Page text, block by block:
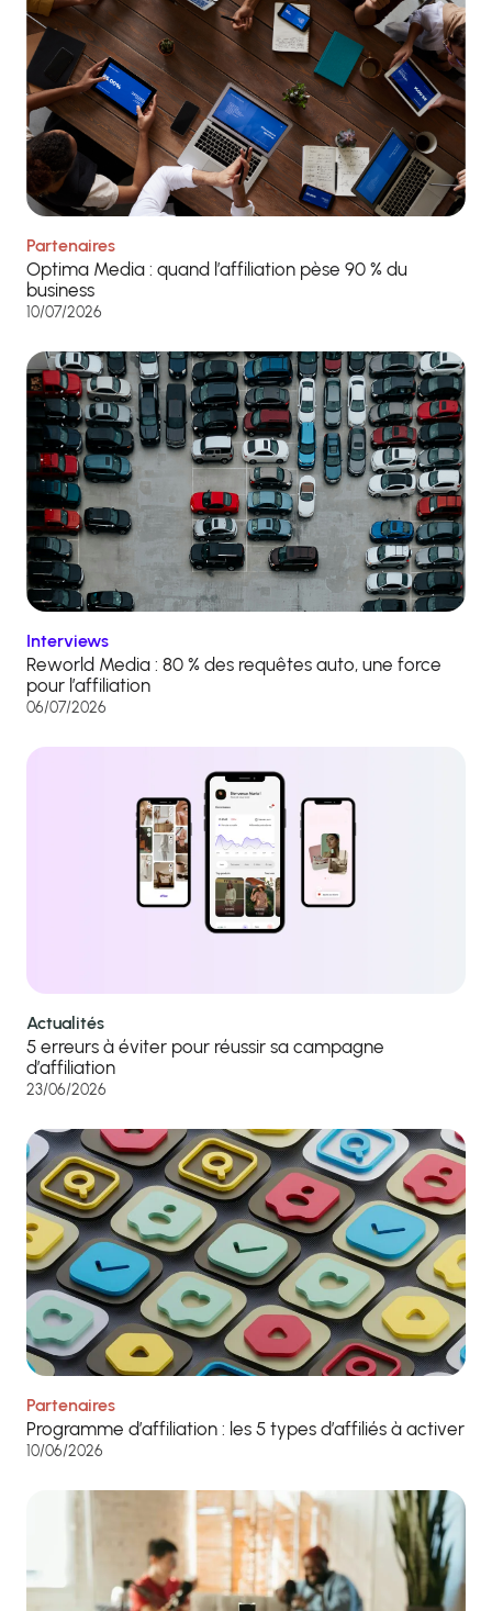
Partenaires
Optima Media : quand l’affiliation pèse 90 % du
business
10/07/2026
Interviews
Reworld Media : 80 % des requêtes auto, une force
pour l’affiliation
06/07/2026
Actualités
5 erreurs à éviter pour réussir sa campagne
d’affiliation
23/06/2026
Partenaires
Programme d’affiliation : les 5 types d’affiliés à activer
10/06/2026